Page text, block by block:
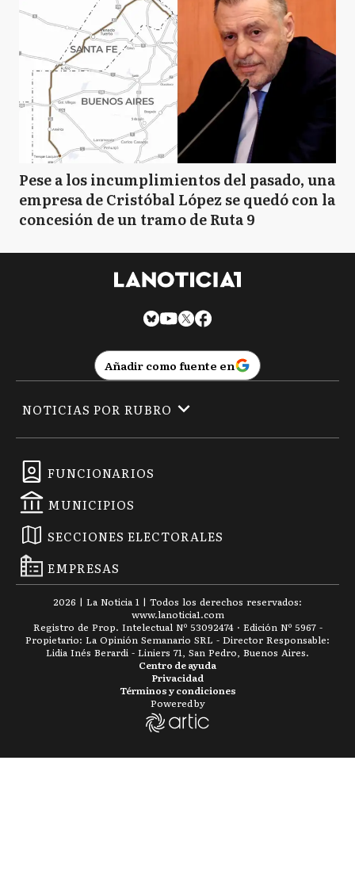
Pese a los incumplimientos del pasado, una
empresa de Cristóbal López se quedó con la
concesión de un tramo de Ruta 9
Añadir como fuente en
FUNCIONARIOS
MUNICIPIOS
SECCIONES ELECTORALES
EMPRESAS
NOTICIAS POR RUBRO
2026 | La Noticia 1 | Todos los derechos reservados:
www.lanoticia1.com
Registro de Prop. Intelectual Nº 53092474 · Edición Nº 5967 -
Propietario: La Opinión Semanario SRL - Director Responsable:
Lidia Inés Berardi - Liniers 71, San Pedro, Buenos Aires.
Términos y condiciones
Privacidad
Centro de ayuda
Powered by